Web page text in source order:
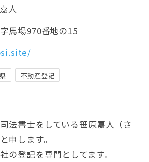
人
馬場970番地の15
不動産登記
法書士をしている笹原嘉人（さ
申します。
の登記を専門としてます。